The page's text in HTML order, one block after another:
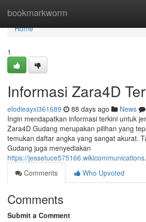
bookmarkworm
Home
Home
1
Informasi Zara4D
elodieayxi361689 88 days ago News
Ingin mendapatkan informasi terkini untuk
Zara4D Gudang merupakan pilihan yang
temukan daftar angka yang sangat akurat.
Gudang juga menyediakan
https://
Comments
Who Upvoted
Comments
Submit a Comment